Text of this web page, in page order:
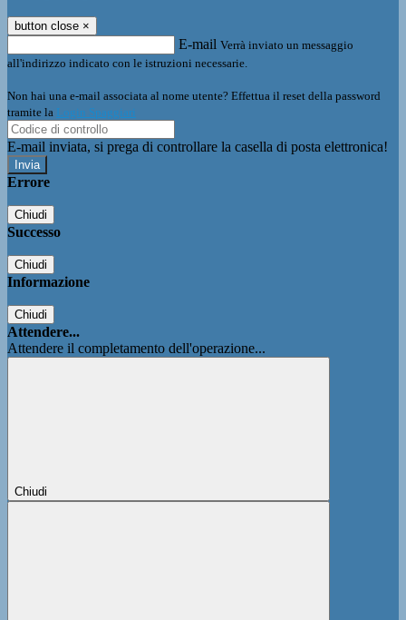
button close ×
E-mail Verrà inviato un messaggio
all'indirizzo indicato con le istruzioni necessarie.
Non hai una e-mail associata al nome utente? Effettua il reset della password
tramite la Login Spaggiari
E-mail inviata, si prega di controllare la casella di posta elettronica!
Errore
Chiudi
Successo
Chiudi
Informazione
Chiudi
Attendere...
Attendere il completamento dell'operazione...
Chiudi